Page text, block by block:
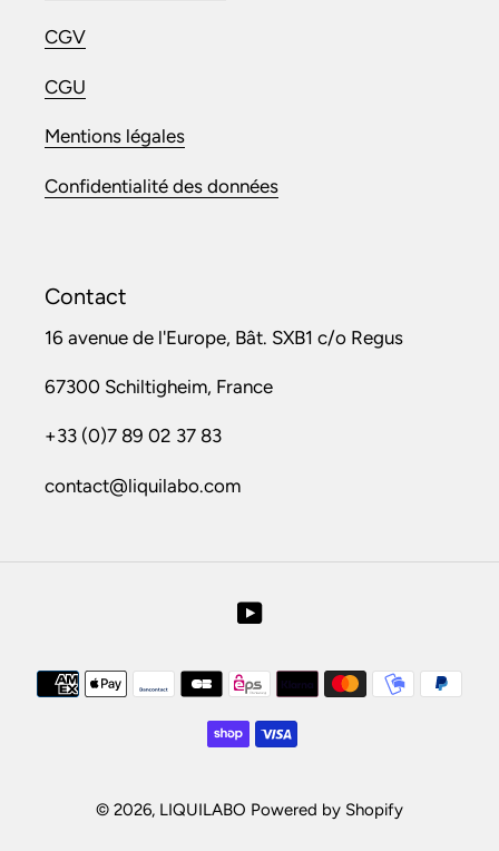
CGV
CGU
Mentions légales
Confidentialité des données
Contact
16 avenue de l'Europe, Bât. SXB1 c/o Regus
67300 Schiltigheim, France
+33 (0)7 89 02 37 83
contact@liquilabo.com
YouTube
Moyens
de
paiement
© 2026, LIQUILABO Powered by Shopify